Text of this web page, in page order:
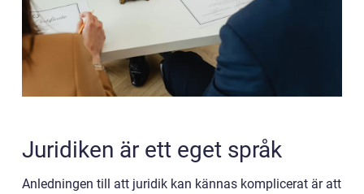
Juridiken är ett eget språk
Anledningen till att juridik kan kännas komplicerat är att